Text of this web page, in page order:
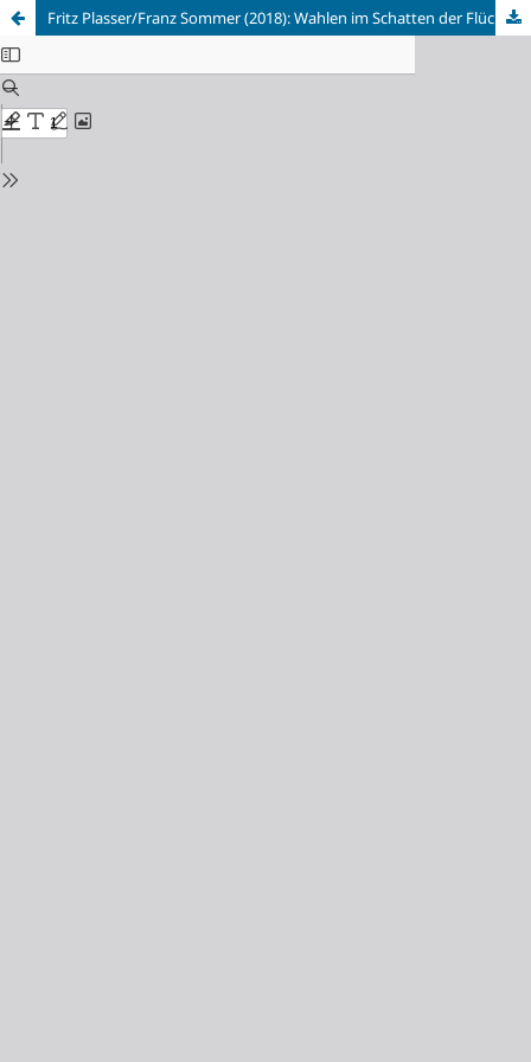
Fritz Plasser/Franz Sommer (2018): Wahlen im Schatten der Flüchtlingskrise. Parteien, Wähler und Koalitionen im Umbruch